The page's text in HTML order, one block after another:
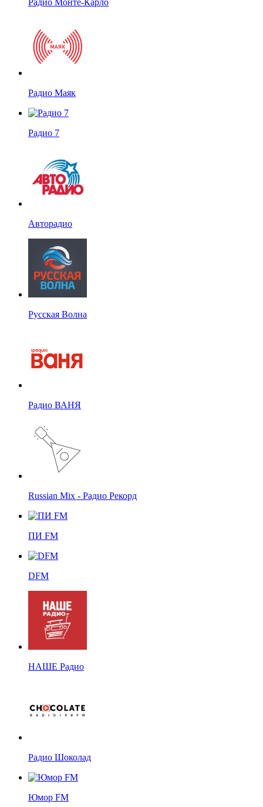
Радио Монте-Карло
Радио Маяк
Радио 7
Авторадио
Русская Волна
Радио ВАНЯ
Russian Mix - Радио Рекорд
ПИ FM
DFM
НАШЕ Радио
Радио Шоколад
Юмор FM